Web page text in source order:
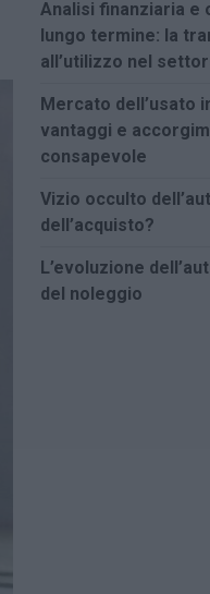
Analisi finanziaria e
lungo termine: la
all’utilizzo nel
Mercato dell’usato
vantaggi e
consapevole
Vizio occulto
dell’acquisto?
L’evoluzione
del noleggio